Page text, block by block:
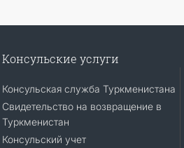
Консульские услуги
Консульская служба Туркменистана
Свидетельство на возвращение в
Туркменистан
Консульский учет